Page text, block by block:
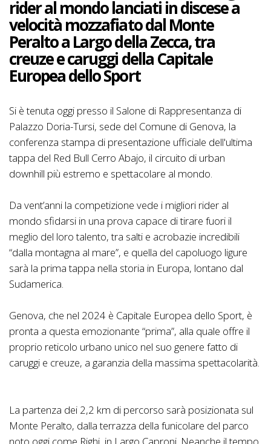
rider al mondo lanciati in discese a
velocità mozzafiato dal Monte
Peralto a Largo della Zecca, tra
creuze e caruggi della Capitale
Europea dello Sport
Si è tenuta oggi presso il Salone di Rappresentanza di
Palazzo Doria-Tursi, sede del Comune di Genova, la
conferenza stampa di presentazione ufficiale dell'ultima
tappa del Red Bull Cerro Abajo, il circuito di urban
downhill più estremo e spettacolare al mondo.
Da vent’anni la competizione vede i migliori rider al
mondo sfidarsi in una prova capace di tirare fuori il
meglio del loro talento, tra salti e acrobazie incredibili
“dalla montagna al mare”, e quella del capoluogo ligure
sarà la prima tappa nella storia in Europa, lontano dal
Sudamerica.
Genova, che nel 2024 è Capitale Europea dello Sport, è
pronta a questa emozionante “prima”, alla quale offre il
proprio reticolo urbano unico nel suo genere fatto di
caruggi e creuze, a garanzia della massima spettacolarità.
La partenza dei 2,2 km di percorso sarà posizionata sul
Monte Peralto, dalla terrazza della funicolare del parco